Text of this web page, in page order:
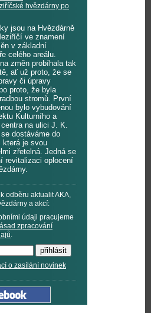
hvězdárny po
jsou na Hvězdárně
ve znamení
v základní
celého areálu.
změn probíhala tak
ať už proto, že se
či úpravy
proto, že byla
stromů. První
bylo vybudování
Kulturního a
na ulici J. K.
dostáváme do
která je svou
zřetelná. Jedná se
revitalizaci oplocení
odběru aktualit AKA,
a akcí:
údaji pracujeme
zpracování
.
o zasílání novinek